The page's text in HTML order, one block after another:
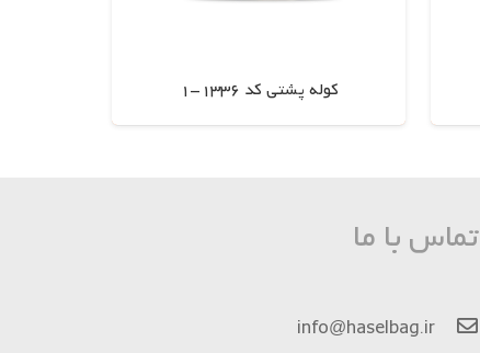
کوله پشتی کد 1336-1
اطلاعات بیشتر
تماس با ما
info@haselbag.ir